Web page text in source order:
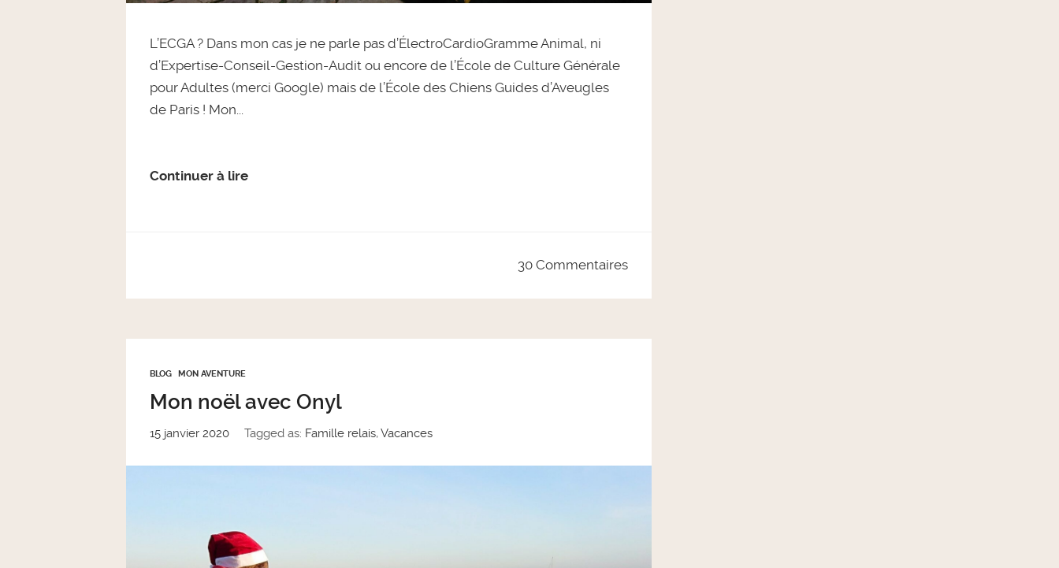
L’ECGA ? Dans mon cas je ne parle pas d’ÉlectroCardioGramme Animal, ni
d’Expertise-Conseil-Gestion-Audit ou encore de l’École de Culture Générale
pour Adultes (merci Google) mais de l’École des Chiens Guides d’Aveugles
de Paris ! Mon...
Continuer à lire
30 Commentaires
BLOG MON AVENTURE
Mon noël avec Onyl
15 janvier 2020 Tagged as: Famille relais,Vacances